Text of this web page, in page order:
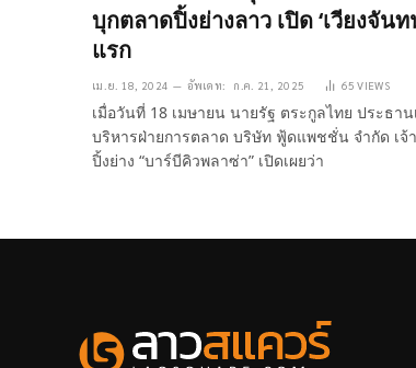
บุกตลาดปิ้งย่างลาว เปิด ‘เวียงจันท
แรก
เม.ย. 18, 2024 อัพเดท: ก.ค. 21, 2025 65VIEWS
เมื่อวันที่ 18 เมษายน นายรัฐ ตระกูลไทย ประธา
บริหารฝ่ายการตลาด บริษัท ฟู้ดแพชชั่น จำกัด เจ้
ปิ้งย่าง “บาร์บีคิวพลาซ่า” เปิดเผยว่า